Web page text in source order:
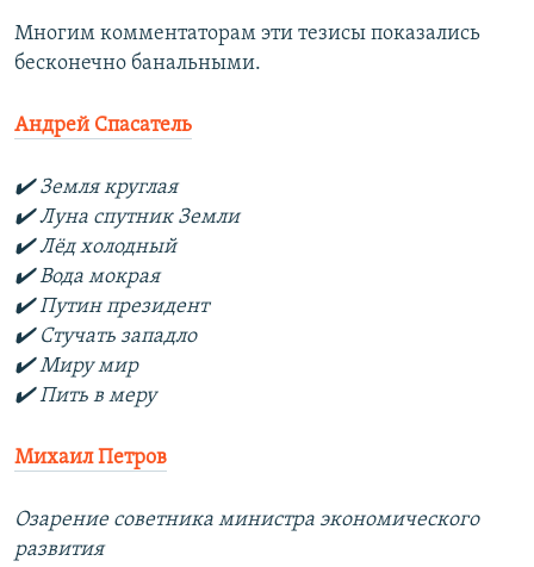
Многим комментаторам эти тезисы показались
бесконечно банальными.
Андрей Спасатель
✔️ Земля круглая
✔️ Луна спутник Земли
✔️ Лёд холодный
✔️ Вода мокрая
✔️ Путин президент
✔️ Стучать западло
✔️ Миру мир
✔️ Пить в меру
Михаил Петров
Озарение советника министра экономического
развития